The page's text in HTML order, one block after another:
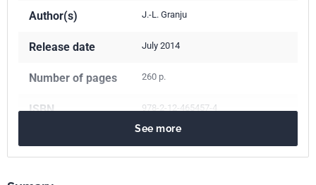
Author(s) J.-L. Granju
Release date July 2014
Number of pages 260 p.
ISBN 978-2-12-465457-4
See more